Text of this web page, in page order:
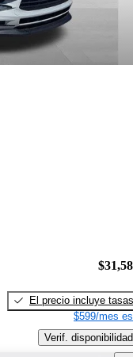
El precio incluye tasas
$599/mes
Verif. disponibilidad